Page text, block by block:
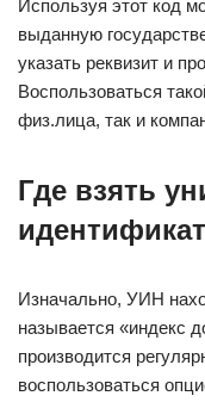
Используя этот код
выданную
указать реквизит и
Воспользоваться
физ.лица, так и
Где взять
Изначально, УИН
называется «индекс
производится
воспользоваться